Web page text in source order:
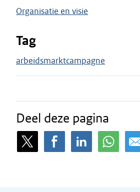
Organisatie en visie
Tag
arbeidsmarktcampagne
Deel deze pagina